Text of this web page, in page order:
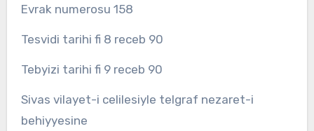
Evrak numerosu 158
Tesvidi tarihi fi 8 receb 90
Tebyizi tarihi fi 9 receb 90
Sivas vilayet-i celilesiyle telgraf nezaret-i
behiyyesine